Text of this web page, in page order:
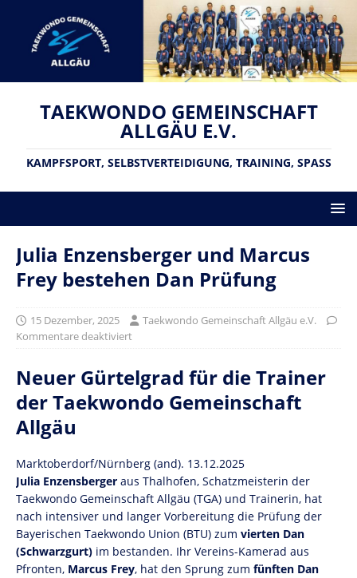
TAEKWONDO GEMEINSCHAFT
ALLGÄU E.V.
KAMPFSPORT, SELBSTVERTEIDIGUNG, TRAINING, SPASS
Julia Enzensberger und Marcus
Frey bestehen Dan Prüfung
15 Dezember, 2025
Taekwondo Gemeinschaft Allgäu e.V.
Kommentare deaktiviert
Neuer Gürtelgrad für die Trainer
der Taekwondo Gemeinschaft
Allgäu
Marktoberdorf/Nürnberg (and). 13.12.2025
Julia Enzensberger aus Thalhofen, Schatzmeisterin der
Taekwondo Gemeinschaft Allgäu (TGA) und Trainerin, hat
nach intensiver und langer Vorbereitung die Prüfung der
Bayerischen Taekwondo Union (BTU) zum vierten Dan
(Schwarzgurt) im bestanden. Ihr Vereins-Kamerad aus
Pfronten, Marcus Frey, hat den Sprung zum fünften Dan